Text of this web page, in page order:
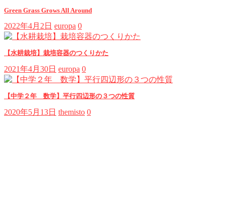
Green Grass Grows All Around
2022年4月2日 europa 0
【水耕栽培】栽培容器のつくりかた
2021年4月30日 europa 0
【中学２年 数学】平行四辺形の３つの性質
2020年5月13日 themisto 0